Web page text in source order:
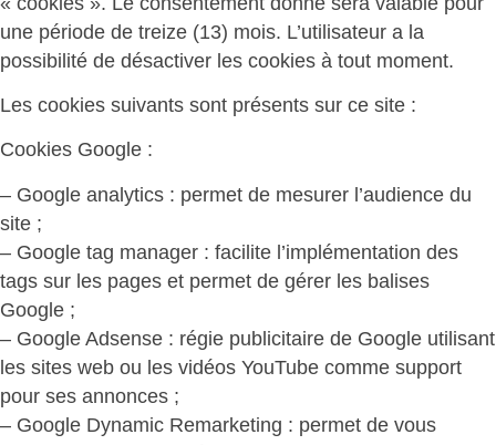
une période de treize (13) mois. L’utilisateur a la
possibilité de désactiver les cookies à tout moment.
Les cookies suivants sont présents sur ce site :
Cookies Google :
– Google analytics : permet de mesurer l’audience du
site ;
– Google tag manager : facilite l’implémentation des
tags sur les pages et permet de gérer les balises
Google ;
– Google Adsense : régie publicitaire de Google utilisant
les sites web ou les vidéos YouTube comme support
pour ses annonces ;
– Google Dynamic Remarketing : permet de vous